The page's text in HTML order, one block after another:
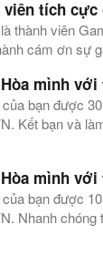
viên tích cực
thành viên
cám ơn sự
mình với
bạn được
Kết bạn và
mình với
bạn được
Nhanh